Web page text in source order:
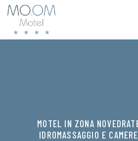
MOTEL IN ZONA
IDROMASSAGGIO E